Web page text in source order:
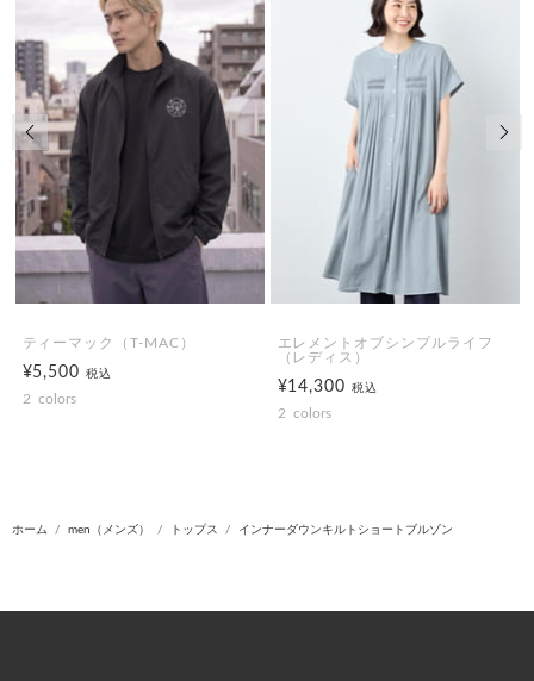
ティーマック（T-MAC）
¥5,500税込
2 colors
エレメントオブシンプルライフ
（レディス）
¥14,300税込
2 colors
前の画像
ホーム men（メンズ） トップス インナーダウンキルトショートブルゾン